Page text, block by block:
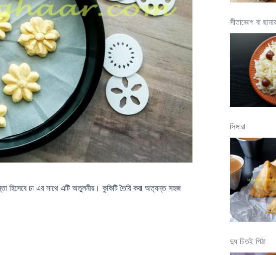
হিসেবে চা এর সাথে এটি অতুলনীয়। কুকিটি তৈরি করা অত্যন্ত সহজ
সীতাভোগ বা
সিঙ্গারা
দুধ চিতই পিঠা